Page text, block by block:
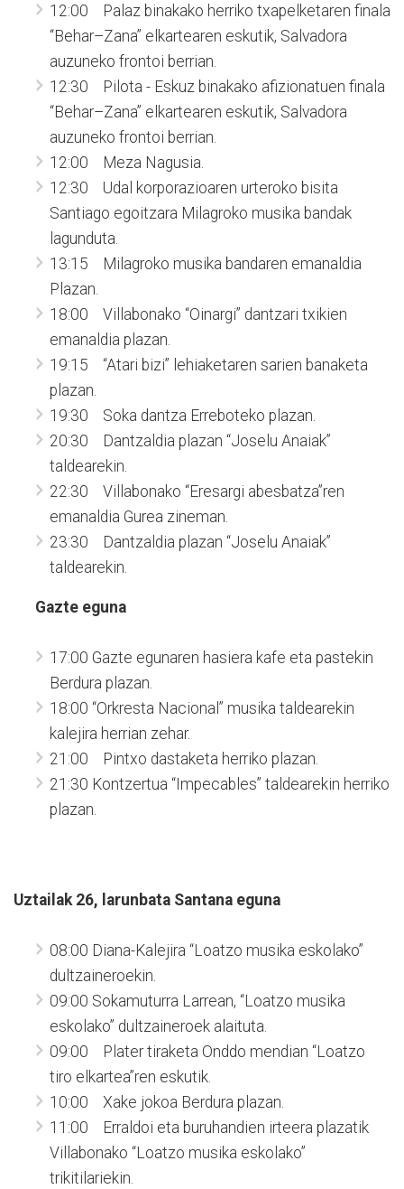
12:00 Palaz binakako herriko txapelketaren finala
“Behar–Zana” elkartearen eskutik, Salvadora
auzuneko frontoi berrian.
12:30 Pilota - Eskuz binakako afizionatuen finala
“Behar–Zana” elkartearen eskutik, Salvadora
auzuneko frontoi berrian.
12:00 Meza Nagusia.
12:30 Udal korporazioaren urteroko bisita
Santiago egoitzara Milagroko musika bandak
lagunduta.
13:15 Milagroko musika bandaren emanaldia
Plazan.
18:00 Villabonako “Oinargi” dantzari txikien
emanaldia plazan.
19:15 “Atari bizi” lehiaketaren sarien banaketa
plazan.
19:30 Soka dantza Erreboteko plazan.
20:30 Dantzaldia plazan “Joselu Anaiak”
taldearekin.
22:30 Villabonako “Eresargi abesbatza”ren
emanaldia Gurea zineman.
23:30 Dantzaldia plazan “Joselu Anaiak”
taldearekin.
Gazte eguna
17:00 Gazte egunaren hasiera kafe eta pastekin
Berdura plazan.
18:00 “Orkresta Nacional” musika taldearekin
kalejira herrian zehar.
21:00 Pintxo dastaketa herriko plazan.
21:30 Kontzertua “Impecables” taldearekin herriko
plazan.
Uztailak 26, larunbata Santana eguna
08:00 Diana-Kalejira “Loatzo musika eskolako”
dultzaineroekin.
09:00 Sokamuturra Larrean, “Loatzo musika
eskolako” dultzaineroek alaituta.
09:00 Plater tiraketa Onddo mendian “Loatzo
tiro elkartea”ren eskutik.
10:00 Xake jokoa Berdura plazan.
11:00 Erraldoi eta buruhandien irteera plazatik
Villabonako “Loatzo musika eskolako”
trikitilariekin.